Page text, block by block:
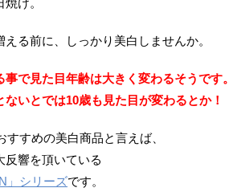
け。
える前に、しっかり美白しませんか。
事で見た目年齢は大きく変わるそうです。
ないとでは10歳も見た目が変わるとか！
すすめの美白商品と言えば、
反響を頂いている
」シリーズです。